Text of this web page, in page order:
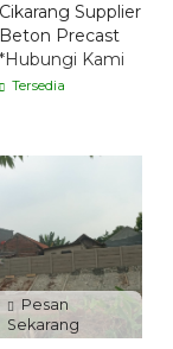
Cikarang Supplier
Beton Precast
*Hubungi Kami
Tersedia
Pesan
Sekarang